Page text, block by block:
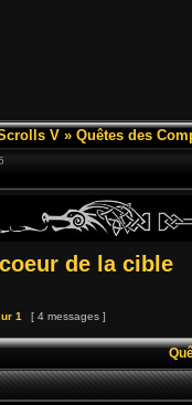
V » Quêtes des
de la cible
1 [ 4 messages ]